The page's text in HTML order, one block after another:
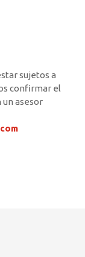
sujetos a
confirmar el
asesor